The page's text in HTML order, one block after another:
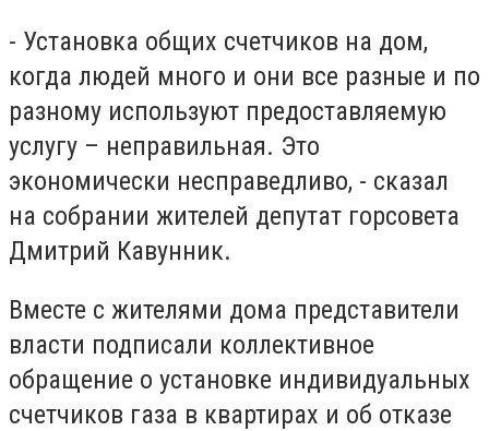
- Установка общих счетчиков на дом,
когда людей много и они все разные и по
разному используют предоставляемую
услугу – неправильная. Это
экономически несправедливо, - сказал
на собрании жителей депутат горсовета
Дмитрий Кавунник.
Вместе с жителями дома представители
власти подписали коллективное
обращение о установке индивидуальных
счетчиков газа в квартирах и об отказе